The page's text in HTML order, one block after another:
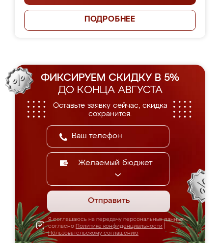
ПОДРОБНЕЕ
ФИКСИРУЕМ СКИДКУ В 5%
ДО КОНЦА АВГУСТА
Оставьте заявку сейчас, скидка
сохранится.
Желаемый бюджет
Отправить
Я соглашаюсь на передачу персональных данных
согласно Политике конфиденциальности
Пользовательскому соглашению